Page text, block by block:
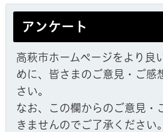
アンケート
高萩市ホームページをより良
めに、皆さまのご意見・ご感
さい。
なお、この欄からのご意見・
きませんのでご了承ください。